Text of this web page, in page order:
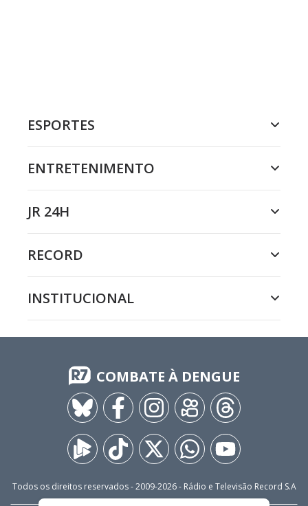
ESPORTES
ENTRETENIMENTO
JR 24H
RECORD
INSTITUCIONAL
COMBATE À DENGUE
Todos os direitos reservados - 2009-2026- Rádio e Televisão Record S.A